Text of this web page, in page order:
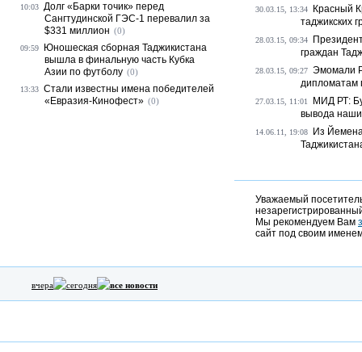
30.03.15, 13:34
Красный
таджикских
28.03.15, 09:34
граждан
28.03.15, 09:27 Эмомали
дипломатам
27.03.15, 11:01
МИД РТ:
вывода
14.06.11, 19:08
Из
Уважаемый
Мы рекомендуем Вам
сайт под своим
10:03 Долг «Барки точик» перед
Сангтудинской ГЭС-1 перевалил за
$331 миллион (0)
09:59
Юношеская сборная Таджикистана
вышла в финальную часть Кубка
Азии по футболу (0)
13:33 Стали известны имена победителей
«Евразия-Кинофест» (0)
вчера сегодня все новости